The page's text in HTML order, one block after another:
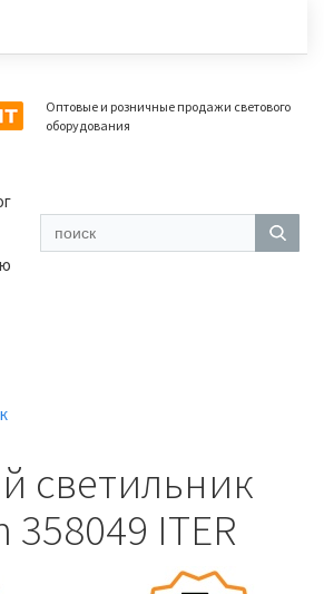
Оптовые и розничные продажи светового
оборудования
светильник
358049 ITER